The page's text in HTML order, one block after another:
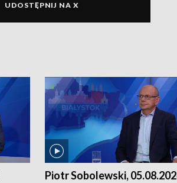
UDOSTĘPNIJ NA X
Piotr Sobolewski,